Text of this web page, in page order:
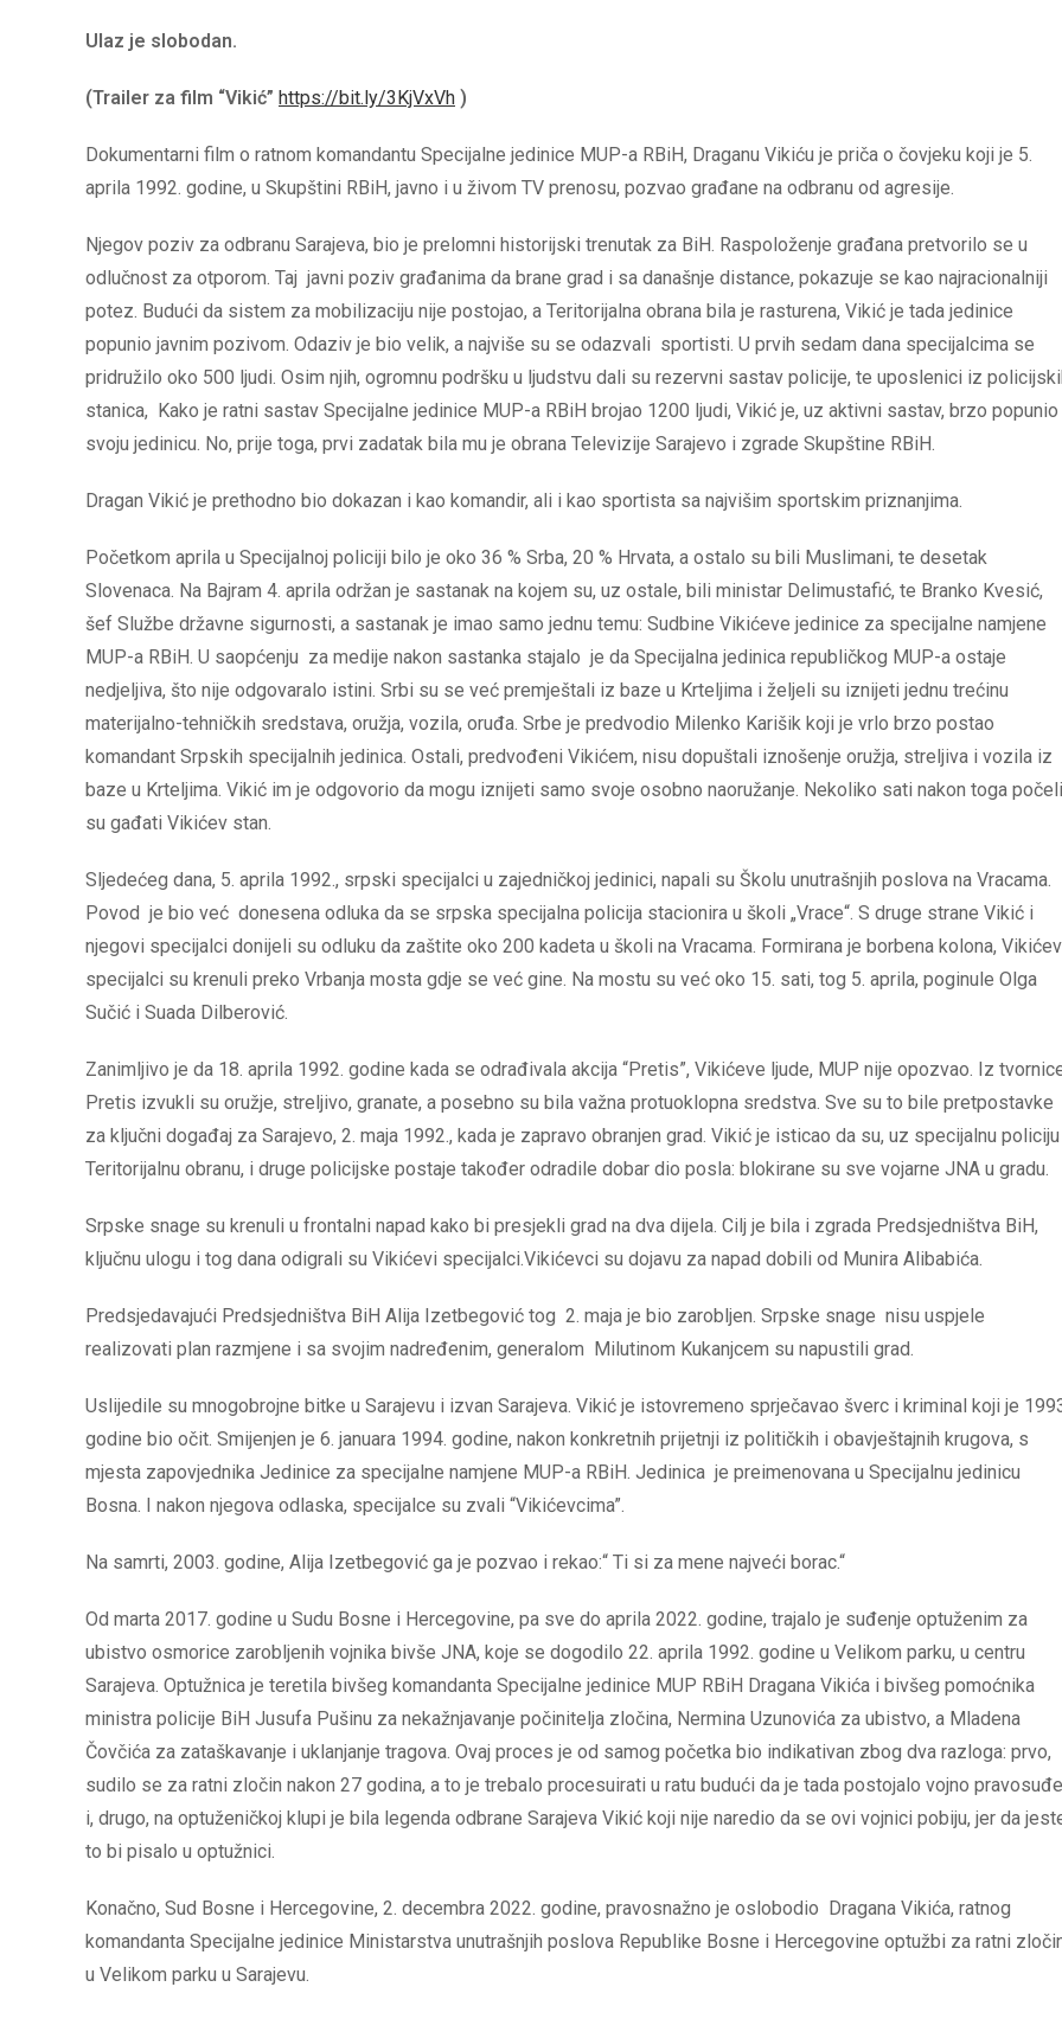
Ulaz je slobodan.
(Trailer za film “Vikić” https://bit.ly/3KjVxVh )
Dokumentarni film o ratnom komandantu Specijalne jedinice MUP-a RBiH, Draganu Vikiću je priča o čovjeku koji je 5.
aprila 1992. godine, u Skupštini RBiH, javno i u živom TV prenosu, pozvao građane na odbranu od agresije.
Njegov poziv za odbranu Sarajeva, bio je prelomni historijski trenutak za BiH. Raspoloženje građana pretvorilo se u
odlučnost za otporom. Taj javni poziv građanima da brane grad i sa današnje distance, pokazuje se kao najracionalniji
potez. Budući da sistem za mobilizaciju nije postojao, a Teritorijalna obrana bila je rasturena, Vikić je tada jedinice
popunio javnim pozivom. Odaziv je bio velik, a najviše su se odazvali sportisti. U prvih sedam dana specijalcima se
pridružilo oko 500 ljudi. Osim njih, ogromnu podršku u ljudstvu dali su rezervni sastav policije, te uposlenici iz
stanica, Kako je ratni sastav Specijalne jedinice MUP-a RBiH brojao 1200 ljudi, Vikić je, uz aktivni sastav, brzo popunio
svoju jedinicu. No, prije toga, prvi zadatak bila mu je obrana Televizije Sarajevo i zgrade Skupštine RBiH.
Dragan Vikić je prethodno bio dokazan i kao komandir, ali i kao sportista sa najvišim sportskim priznanjima.
Početkom aprila u Specijalnoj policiji bilo je oko 36 % Srba, 20 % Hrvata, a ostalo su bili Muslimani, te desetak
Slovenaca. Na Bajram 4. aprila održan je sastanak na kojem su, uz ostale, bili ministar Delimustafić, te Branko Kvesić,
šef Službe državne sigurnosti, a sastanak je imao samo jednu temu: Sudbine Vikićeve jedinice za specijalne namjene
MUP-a RBiH. U saopćenju za medije nakon sastanka stajalo je da Specijalna jedinica republičkog MUP-a ostaje
nedjeljiva, što nije odgovaralo istini. Srbi su se već premještali iz baze u Krteljima i željeli su iznijeti jednu trećinu
materijalno-tehničkih sredstava, oružja, vozila, oruđa. Srbe je predvodio Milenko Karišik koji je vrlo brzo postao
komandant Srpskih specijalnih jedinica. Ostali, predvođeni Vikićem, nisu dopuštali iznošenje oružja, streljiva i vozila iz
baze u Krteljima. Vikić im je odgovorio da mogu iznijeti samo svoje osobno naoružanje. Nekoliko sati nakon toga počeli
su gađati Vikićev stan.
Sljedećeg dana, 5. aprila 1992., srpski specijalci u zajedničkoj jedinici, napali su Školu unutrašnjih poslova na Vracama.
Povod je bio već donesena odluka da se srpska specijalna policija stacionira u školi „Vrace“. S druge strane Vikić i
njegovi specijalci donijeli su odluku da zaštite oko 200 kadeta u školi na Vracama. Formirana je borbena kolona,
specijalci su krenuli preko Vrbanja mosta gdje se već gine. Na mostu su već oko 15. sati, tog 5. aprila, poginule Olga
Sučić i Suada Dilberović.
Zanimljivo je da 18. aprila 1992. godine kada se odrađivala akcija “Pretis”, Vikićeve ljude, MUP nije opozvao. Iz
Pretis izvukli su oružje, streljivo, granate, a posebno su bila važna protuoklopna sredstva. Sve su to bile pretpostavke
za ključni događaj za Sarajevo, 2. maja 1992., kada je zapravo obranjen grad. Vikić je isticao da su, uz specijalnu
Teritorijalnu obranu, i druge policijske postaje također odradile dobar dio posla: blokirane su sve vojarne JNA u gradu.
Srpske snage su krenuli u frontalni napad kako bi presjekli grad na dva dijela. Cilj je bila i zgrada Predsjedništva BiH,
ključnu ulogu i tog dana odigrali su Vikićevi specijalci.Vikićevci su dojavu za napad dobili od Munira Alibabića.
Predsjedavajući Predsjedništva BiH Alija Izetbegović tog 2. maja je bio zarobljen. Srpske snage nisu uspjele
realizovati plan razmjene i sa svojim nadređenim, generalom Milutinom Kukanjcem su napustili grad.
Uslijedile su mnogobrojne bitke u Sarajevu i izvan Sarajeva. Vikić je istovremeno sprječavao šverc i kriminal koji je
godine bio očit. Smijenjen je 6. januara 1994. godine, nakon konkretnih prijetnji iz političkih i obavještajnih krugova, s
mjesta zapovjednika Jedinice za specijalne namjene MUP-a RBiH. Jedinica je preimenovana u Specijalnu jedinicu
Bosna. I nakon njegova odlaska, specijalce su zvali “Vikićevcima”.
Na samrti, 2003. godine, Alija Izetbegović ga je pozvao i rekao:“ Ti si za mene najveći borac.“
Od marta 2017. godine u Sudu Bosne i Hercegovine, pa sve do aprila 2022. godine, trajalo je suđenje optuženim za
ubistvo osmorice zarobljenih vojnika bivše JNA, koje se dogodilo 22. aprila 1992. godine u Velikom parku, u centru
Sarajeva. Optužnica je teretila bivšeg komandanta Specijalne jedinice MUP RBiH Dragana Vikića i bivšeg pomoćnika
ministra policije BiH Jusufa Pušinu za nekažnjavanje počinitelja zločina, Nermina Uzunovića za ubistvo, a Mladena
Čovčića za zataškavanje i uklanjanje tragova. Ovaj proces je od samog početka bio indikativan zbog dva razloga: prvo,
sudilo se za ratni zločin nakon 27 godina, a to je trebalo procesuirati u ratu budući da je tada postojalo vojno pravosuđe
i, drugo, na optuženičkoj klupi je bila legenda odbrane Sarajeva Vikić koji nije naredio da se ovi vojnici pobiju, jer da
to bi pisalo u optužnici.
Konačno, Sud Bosne i Hercegovine, 2. decembra 2022. godine, pravosnažno je oslobodio Dragana Vikića, ratnog
komandanta Specijalne jedinice Ministarstva unutrašnjih poslova Republike Bosne i Hercegovine optužbi za ratni
u Velikom parku u Sarajevu.